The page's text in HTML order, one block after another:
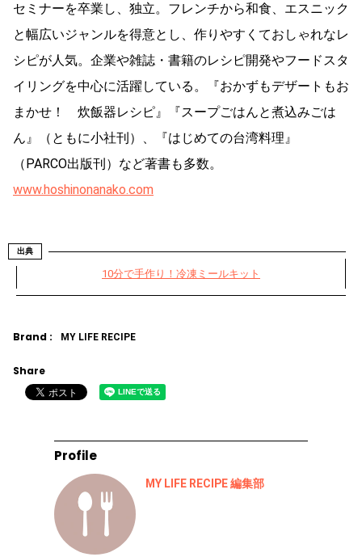
セミナーを卒業し、独立。フレンチから和食、エスニック
と幅広いジャンルを得意とし、作りやすくておしゃれなレ
シピが人気。企業や雑誌・書籍のレシピ開発やフードスタ
イリングを中心に活躍している。『おかずもデザートもお
まかせ！ 炊飯器レシピ』『スープごはんと煮込みごは
ん』（ともに小社刊）、『はじめての台湾料理』
（PARCO出版刊）など著書も多数。
www.hoshinonanako.com
出典
10分で手作り！冷凍ミールキット
Brand : MY LIFE RECIPE
Share
Profile
MY LIFE RECIPE 編集部